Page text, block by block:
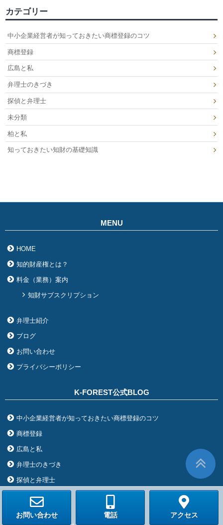
カテゴリー
中小企業経営者が知っておきたい商標登録のコツ
商標登録
広島と私
弁理士のきづき
探偵と弁理士
未分類
柏と私
知っておきたい知財の基礎知識
MENU
HOME
知的財産権とは？
料金（業務）案内
知財サブスクリプション
弁理士紹介
ブログ
お問い合わせ
プライバシーポリシー
K-FOREST公式BLOG
中小企業経営者が知っておきたい商標登録のコツ
商標登録
広島と私
弁理士のきづき
探偵と弁理士
未分類
柏と私
お問い合わせ 電話 アクセス